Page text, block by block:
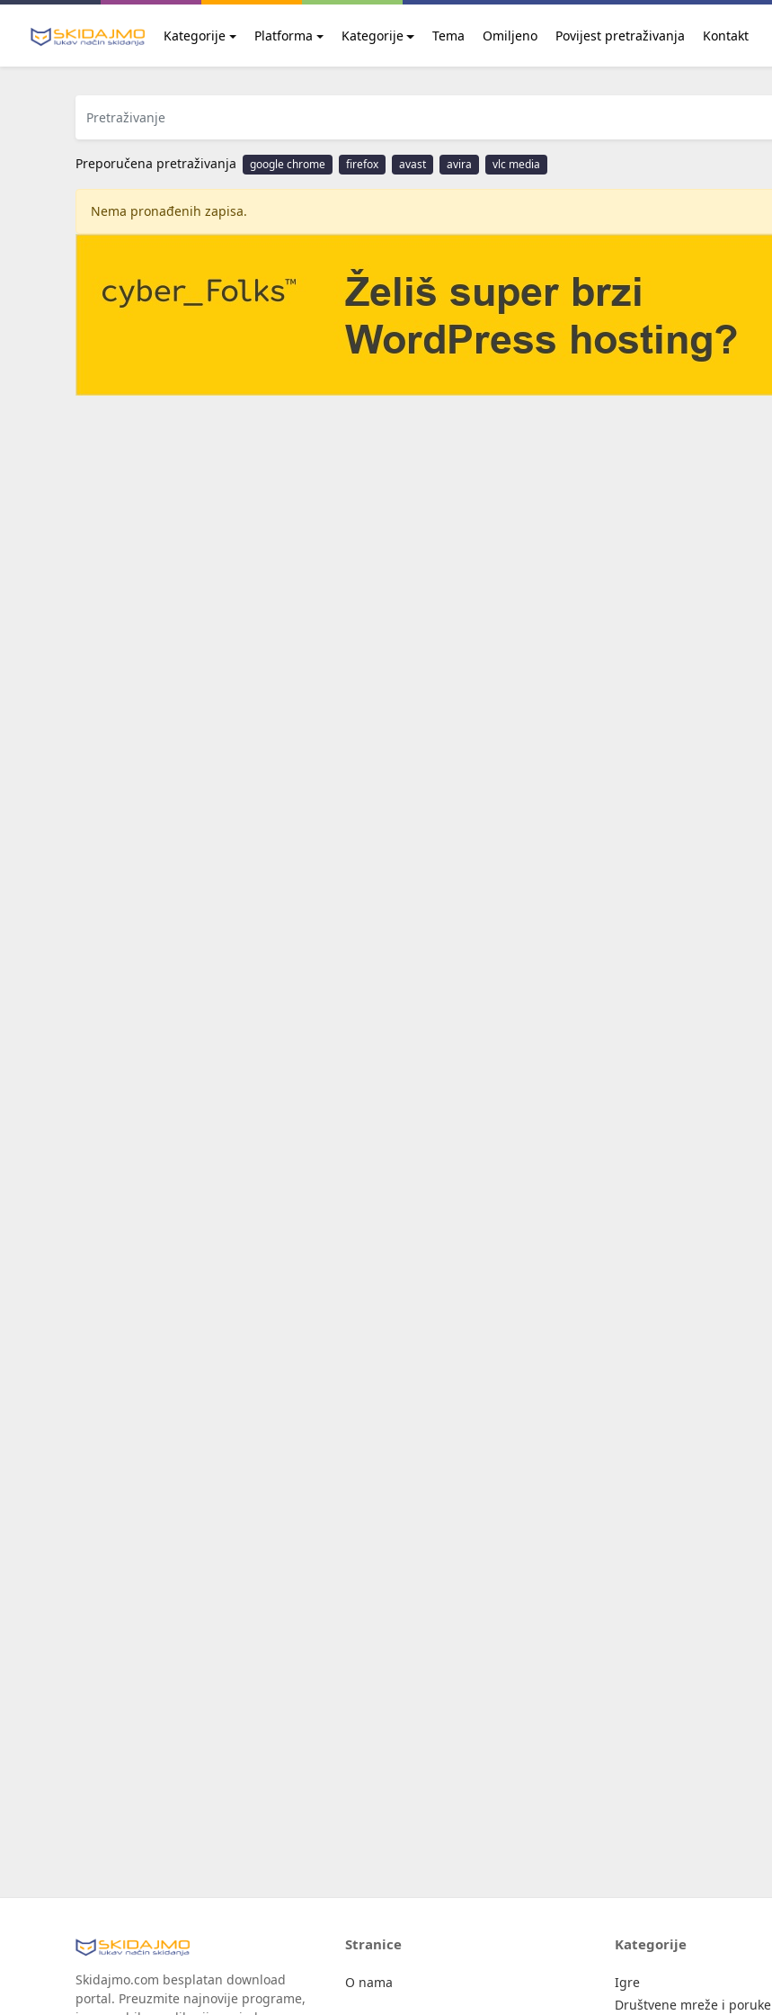
Kategorije Platforma Kategorije Tema Omiljeno Povijest pretraživanja Kontakt
Preporučena pretraživanja google chrome firefox avast avira vlc media
Nema pronađenih zapisa.
Skidajmo.com besplatan download
portal. Preuzmite najnovije programe,
Stranice
O nama
Kategorije
Igre
Društvene mreže i poruke